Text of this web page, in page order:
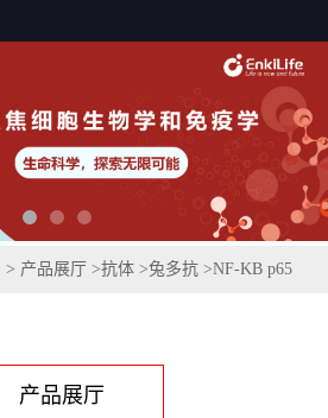
> 产品展厅 >抗体 >兔多抗 >NF-KB p65
产品展厅